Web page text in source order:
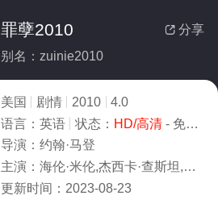
 分享
罪孽2010
别名：zuinie2010
美国 剧情 2010
4.0
语言： 英语 状态： HD/高清- 免费在线观看
导演： 约翰·马登
主演： 海伦·米伦,杰西卡·查斯坦,塞伦·希德,萨姆·沃辛顿,汤姆·威尔金森,马
更新时间： 2023-08-23